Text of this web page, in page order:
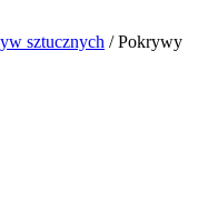
sztucznych / Pokrywy